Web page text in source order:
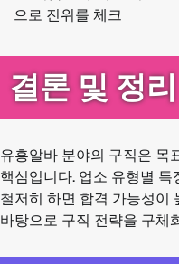
으로 진위를 체크
결론 및 정리
유흥알바 분야의 구직은 목
핵심입니다. 업소 유형별
철저히 하면 합격 가능성이
바탕으로 구직 전략을 구체